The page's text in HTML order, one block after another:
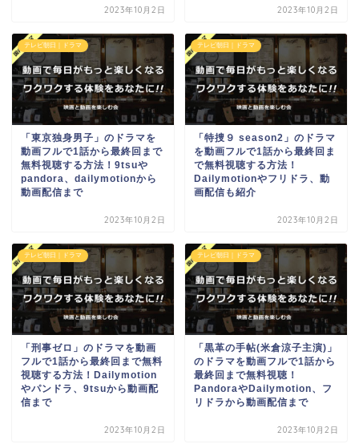
2023年10月2日 2023年10月2日
テレビ朝日｜ドラマ
「東京独身男子」のドラマを
動画フルで1話から最終回まで
無料視聴する方法！9tsuや
pandora、dailymotionから
動画配信まで
2023年10月2日
テレビ朝日｜ドラマ
「特捜９ season2」のドラマ
を動画フルで1話から最終回ま
で無料視聴する方法！
Dailymotionやフリドラ、動
画配信も紹介
2023年10月2日
テレビ朝日｜ドラマ
「刑事ゼロ」のドラマを動画
フルで1話から最終回まで無料
視聴する方法！Dailymotion
やパンドラ、9tsuから動画配
信まで
2023年10月2日
テレビ朝日｜ドラマ
「黒革の手帖(米倉涼子主演)」
のドラマを動画フルで1話から
最終回まで無料視聴！
PandoraやDailymotion、フ
リドラから動画配信まで
2023年10月2日